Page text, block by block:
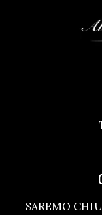
SAREMO